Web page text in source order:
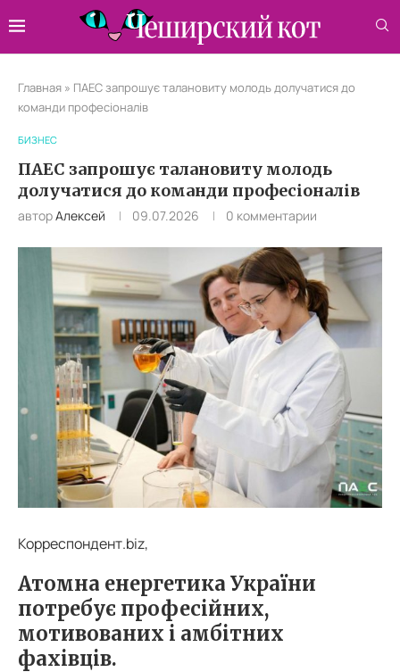
Главная » ПАЕС запрошує талановиту молодь долучатися до
команди професіоналів
БИЗНЕС
ПАЕС запрошує талановиту молодь
долучатися до команди професіоналів
авторАлексей 09.07.2026 0 комментарии
Корреспондент.biz,
Атомна енергетика України
потребує професійних,
мотивованих і амбітних
фахівців.